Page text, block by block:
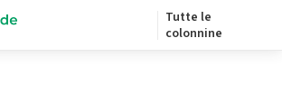
Tutte le
colonnine